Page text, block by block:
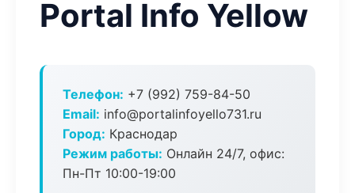
Portal Info Yellow
Телефон: +7 (992) 759-84-50
Email: info@portalinfoyello731.ru
Город: Краснодар
Режим работы: Онлайн 24/7, офис:
Пн-Пт 10:00-19:00